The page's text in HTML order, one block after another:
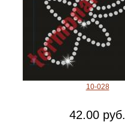
10-028
42.00 руб.